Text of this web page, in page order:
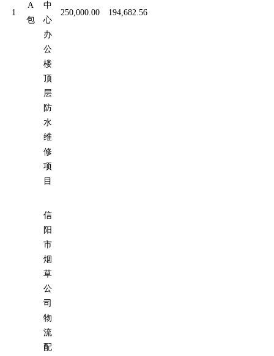
1
A
包
中
心
办
公
楼
顶
层
防
水
维
修
项
目
250,000.00 194,682.56
信
阳
市
烟
草
公
司
物
流
配